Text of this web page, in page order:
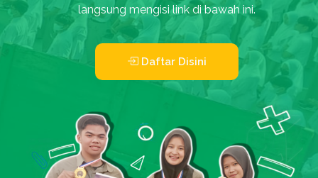
langsung mengisi link di bawah ini.
Daftar Disini